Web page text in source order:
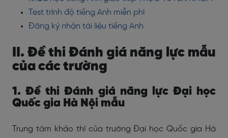
Test trình độ tiếng Anh miễn phí
Đăng ký nhận tài liệu tiếng Anh
II. Đề thi Đánh giá năng lực mẫu
của các trường
1. Đề thi Đánh giá năng lực Đại học
Quốc gia Hà Nội mẫu
Trung tâm khảo thí của trường Đại học Quốc gia Hà